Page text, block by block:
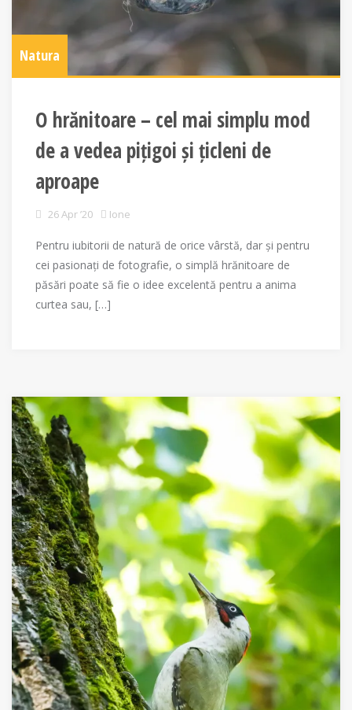
Natura
O hrănitoare – cel mai simplu mod
de a vedea pițigoi și țicleni de
aproape
26 Apr ’20 Ione
Pentru iubitorii de natură de orice vârstă, dar și pentru
cei pasionați de fotografie, o simplă hrănitoare de
păsări poate să fie o idee excelentă pentru a anima
curtea sau, […]